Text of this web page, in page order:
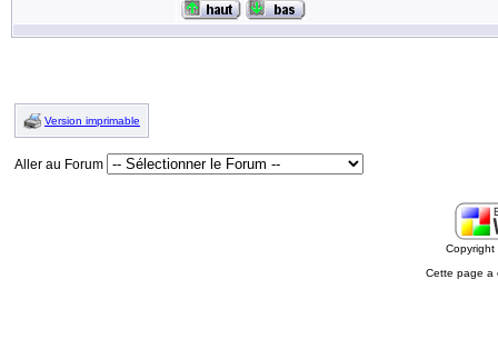
Version imprimable
Aller au Forum
Cette page a